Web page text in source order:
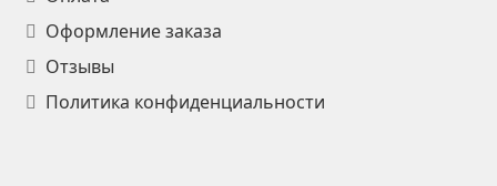
Оформление заказа
Отзывы
Политика конфиденциальности